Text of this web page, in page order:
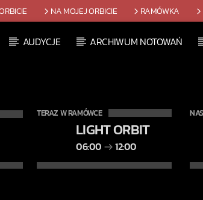
NA MOJEJ ORBICIE RAMÓWKA
AUDYCJE ARCHIWUM NOTOWAŃ
TERAZ W RAMÓWCE
LIGHT ORBIT
06:00 12:00